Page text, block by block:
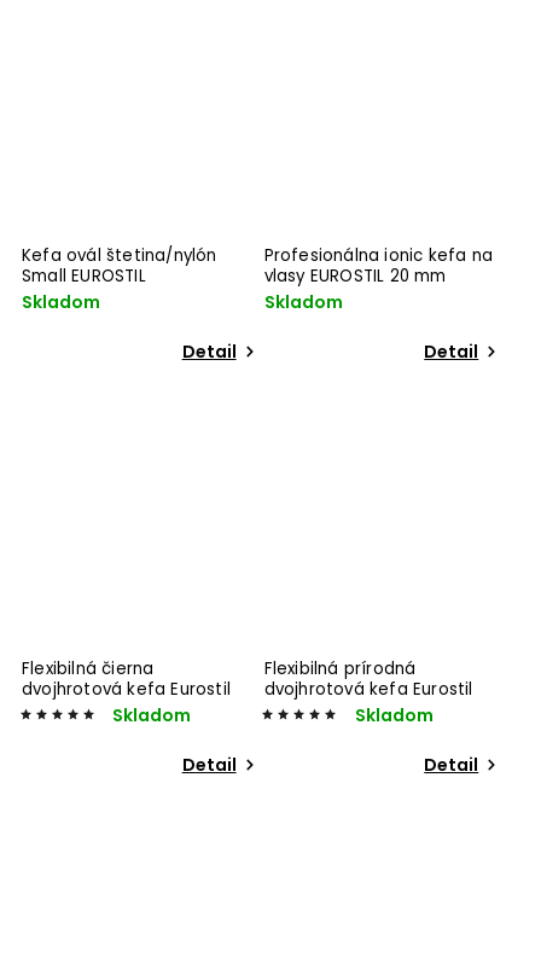
Kefa ovál štetina/nylón
Small EUROSTIL
Skladom
Detail
Profesionálna ionic kefa na
vlasy EUROSTIL 20 mm
Skladom
Detail
Flexibilná čierna
dvojhrotová kefa Eurostil
Skladom
Detail
Flexibilná prírodná
dvojhrotová kefa Eurostil
Skladom
Detail